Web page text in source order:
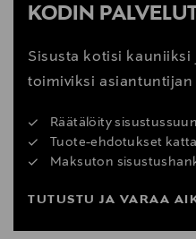
KODIN
Sisusta kotisi
toimiviksi asiantuntijan
Räätälöity
Tuote-ehdotukset
Maksuton
TUTUSTU JA VARAA